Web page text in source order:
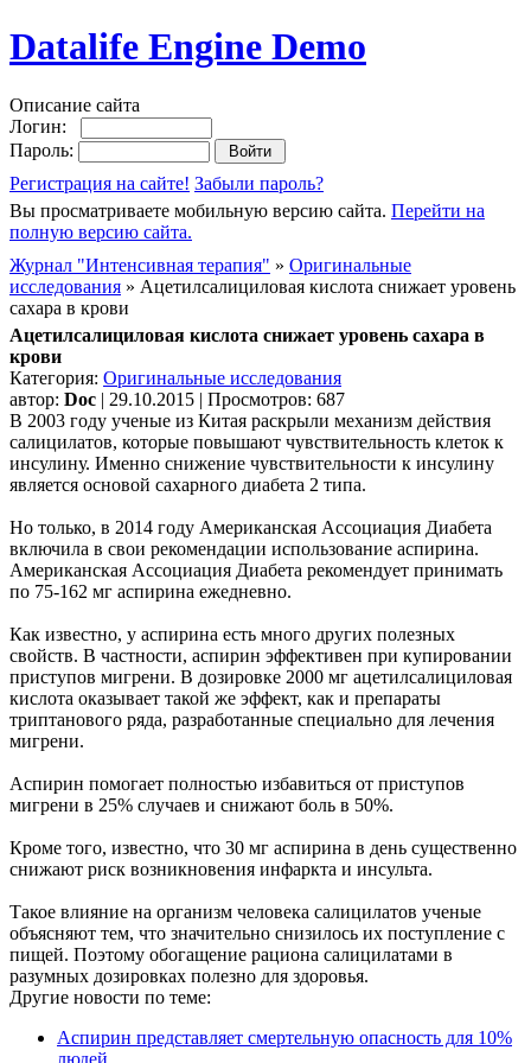
Datalife Engine Demo
Описание сайта
Логин:
Пароль:
Регистрация на сайте! Забыли пароль?
Вы просматриваете мобильную версию сайта. Перейти на
полную версию сайта.
Журнал "Интенсивная терапия" » Оригинальные
исследования » Ацетилсалициловая кислота снижает уровень
сахара в крови
Ацетилсалициловая кислота снижает уровень сахара в
крови
Категория: Оригинальные исследования
автор: Doc | 29.10.2015 | Просмотров: 687
В 2003 году ученые из Китая раскрыли механизм действия
салицилатов, которые повышают чувствительность клеток к
инсулину. Именно снижение чувствительности к инсулину
является основой сахарного диабета 2 типа.
Но только, в 2014 году Американская Ассоциация Диабета
включила в свои рекомендации использование аспирина.
Американская Ассоциация Диабета рекомендует принимать
по 75-162 мг аспирина ежедневно.
Как известно, у аспирина есть много других полезных
свойств. В частности, аспирин эффективен при купировании
приступов мигрени. В дозировке 2000 мг ацетилсалициловая
кислота оказывает такой же эффект, как и препараты
триптанового ряда, разработанные специально для лечения
мигрени.
Аспирин помогает полностью избавиться от приступов
мигрени в 25% случаев и снижают боль в 50%.
Кроме того, известно, что 30 мг аспирина в день существенно
снижают риск возникновения инфаркта и инсульта.
Такое влияние на организм человека салицилатов ученые
объясняют тем, что значительно снизилось их поступление с
пищей. Поэтому обогащение рациона салицилатами в
разумных дозировках полезно для здоровья.
Другие новости по теме:
Аспирин представляет смертельную опасность для 10%
людей